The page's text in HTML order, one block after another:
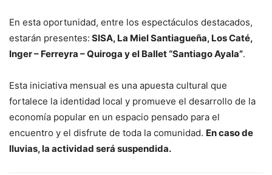
En esta oportunidad, entre los espectáculos destacados,
estarán presentes: SISA, La Miel Santiagueña, Los Caté,
Inger – Ferreyra – Quiroga y el Ballet “Santiago Ayala”.
Esta iniciativa mensual es una apuesta cultural que
fortalece la identidad local y promueve el desarrollo de la
economía popular en un espacio pensado para el
encuentro y el disfrute de toda la comunidad. En caso de
lluvias, la actividad será suspendida.